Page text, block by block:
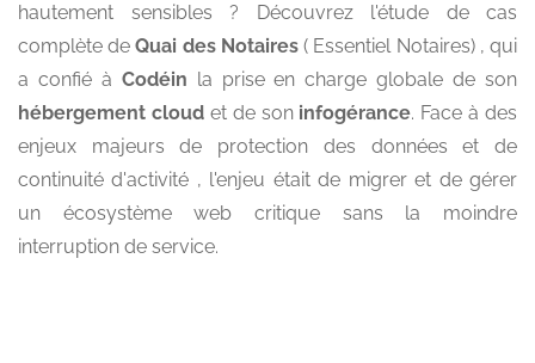
hautement sensibles ? Découvrez l'étude de cas
complète deQuai des Notaires( Essentiel Notaires) , qui
a confié à Codéin la prise en charge globale de son
hébergement cloudet de son infogérance. Face à des
enjeux majeurs de protection des données et de
continuité d'activité , l'enjeu était de migrer et de gérer
un écosystème web critique sans la moindre
interruption de service.